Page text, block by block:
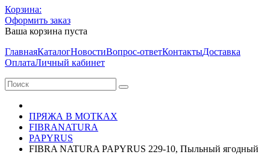
Корзина:
Оформить заказ
Ваша корзина пуста
ГлавнаяКаталогНовостиВопрос-ответКонтактыДоставка
ОплатаЛичный кабинет
ПРЯЖА В МОТКАХ
FIBRANATURA
PAPYRUS
FIBRA NATURA PAPYRUS 229-10, Пыльный ягодный